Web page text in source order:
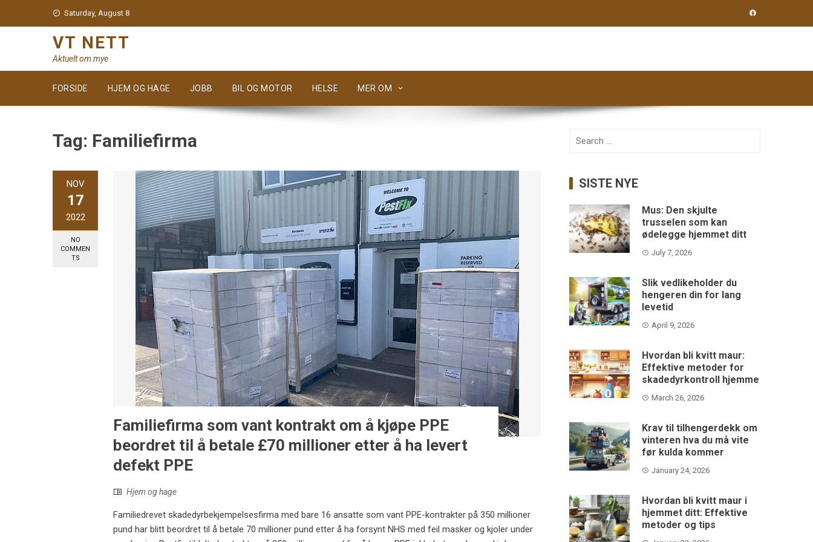
Saturday, August 8
VT NETT
Aktuelt om mye
FORSIDE HJEM OG HAGE JOBB BIL OG MOTOR HELSE MER OM
Tag: Familiefirma
NOV
17
2022
NO
COMMEN
TS
Familiefirma som vant kontrakt om å kjøpe PPE
beordret til å betale £70 millioner etter å ha levert
defekt PPE
Hjem og hage
Familiedrevet skadedyrbekjempelsesfirma med bare 16 ansatte som vant PPE-kontrakter på 350 millioner
pund har blitt beordret til å betale 70 millioner pund etter å ha forsynt NHS med feil masker og kjoler under
Search
SISTE NYE
Mus: Den skjulte
trusselen som kan
ødelegge hjemmet ditt
July 7, 2026
Slik vedlikeholder du
hengeren din for lang
levetid
April 9, 2026
Hvordan bli kvitt maur:
Effektive metoder for
skadedyrkontroll hjemme
March 26, 2026
Krav til tilhengerdekk om
vinteren hva du må vite
før kulda kommer
January 24, 2026
Hvordan bli kvitt maur i
hjemmet ditt: Effektive
metoder og tips